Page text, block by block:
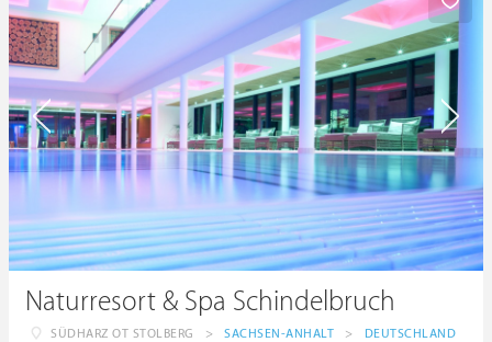
Naturresort & Spa Schindelbruch
SÜDHARZ OT STOLBERG > SACHSEN-ANHALT > DEUTSCHLAND